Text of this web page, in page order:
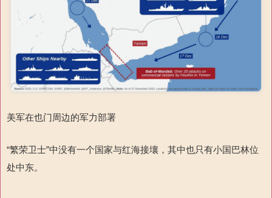
美军在也门周边的军力部署
“繁荣卫士”中没有一个国家与红海接壤，其中也只有小国巴林位
处中东。